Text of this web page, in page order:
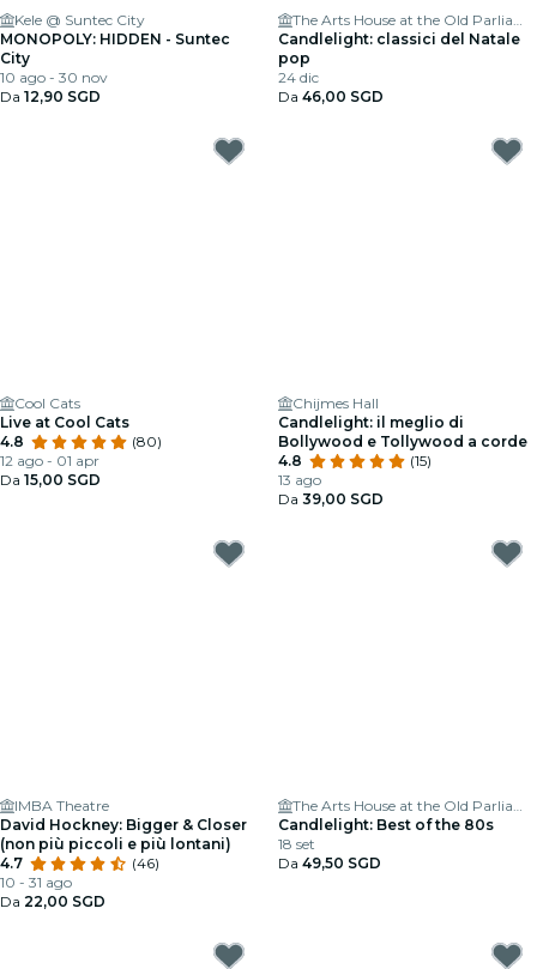
Kele @ Suntec City
MONOPOLY: HIDDEN - Suntec
City
10 ago - 30 nov
Da 12,90 SGD
The Arts House at the Old Parliament
Candlelight: classici del Natale
pop
24 dic
Da 46,00 SGD
Cool Cats
Live at Cool Cats
4.8
(80)
12 ago - 01 apr
Da 15,00 SGD
Chijmes Hall
Candlelight: il meglio di
Bollywood e Tollywood a corde
4.8
(15)
13 ago
Da 39,00 SGD
IMBA Theatre
David Hockney: Bigger & Closer
(non più piccoli e più lontani)
4.7
(46)
10 - 31 ago
Da 22,00 SGD
The Arts House at the Old Parliament
Candlelight: Best of the 80s
18 set
Da 49,50 SGD